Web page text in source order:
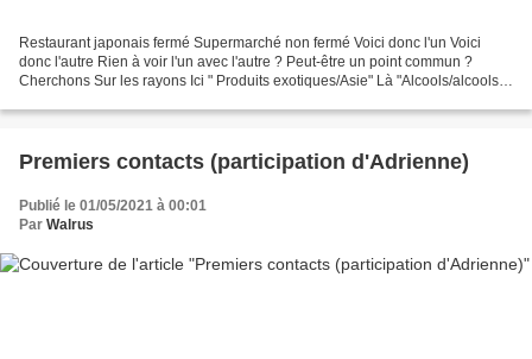
Restaurant japonais fermé Supermarché non fermé Voici donc l'un Voici
donc l'autre Rien à voir l'un avec l'autre ? Peut-être un point commun ?
Cherchons Sur les rayons Ici " Produits exotiques/Asie" Là "Alcools/alcools
Premiers contacts (participation d'Adrienne)
Publié le 01/05/2021 à 00:01
Par Walrus